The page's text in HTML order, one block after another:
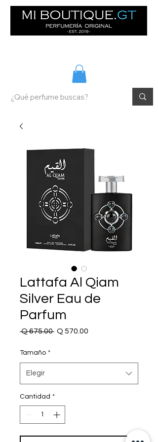
Lattafa Al Qiam
Silver Eau de
Parfum
Q 675.00 Precio
Q 570.00
Tamaño *
Elegir
Cantidad *